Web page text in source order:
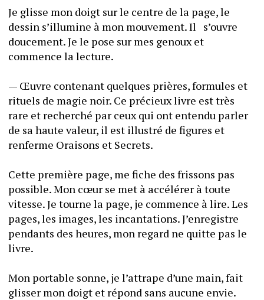
Je glisse mon doigt sur le centre de la page, le
dessin s’illumine à mon mouvement. Il   s’ouvre
doucement. Je le pose sur mes genoux et
commence la lecture.
— Œuvre contenant quelques prières, formules et
rituels de magie noir. Ce précieux livre est très
rare et recherché par ceux qui ont entendu parler
de sa haute valeur, il est illustré de figures et
renferme Oraisons et Secrets.
Cette première page, me fiche des frissons pas
possible. Mon cœur se met à accélérer à toute
vitesse. Je tourne la page, je commence à lire. Les
pages, les images, les incantations. J’enregistre
pendants des heures, mon regard ne quitte pas le
livre.
Mon portable sonne, je l’attrape d’une main, fait
glisser mon doigt et répond sans aucune envie.